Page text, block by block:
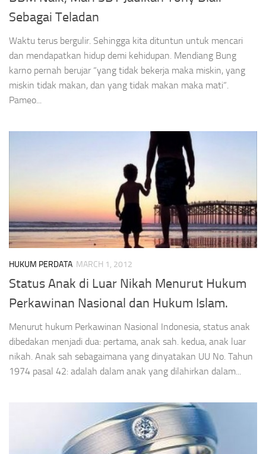
Sebagai Teladan
Waktu terus bergulir. Sehingga kita dituntun untuk mencari
dan mendapatkan hidup demi kehidupan. Mendiang Bung
karno pernah berujar “yang tidak bekerja maka miskin, yang
miskin tidak makan, dan yang tidak makan maka mati“.
Pameo...
HUKUM PERDATA MARCH 1, 2012
Status Anak di Luar Nikah Menurut Hukum
Perkawinan Nasional dan Hukum Islam.
Menurut hukum Perkawinan Nasional Indonesia, status anak
dibedakan menjadi dua: pertama, anak sah. kedua, anak luar
nikah. Anak sah sebagaimana yang dinyatakan UU No. Tahun
1974 pasal 42: adalah dalam anak yang dilahirkan dalam...